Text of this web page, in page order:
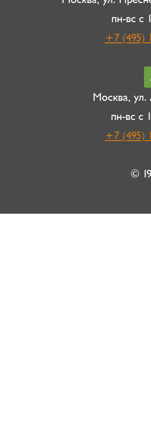
пн-вс с
+7 (495)
Москва, ул.
пн-вс с
+7 (495)
©